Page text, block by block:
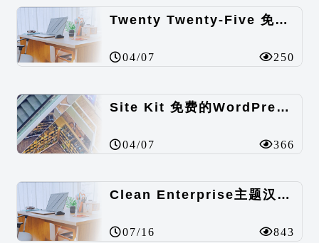
Twenty Twenty-Five 免费的WordPress内容主题
04/07 250
Site Kit 免费的WordPress数据统计插件
04/07 366
Clean Enterprise主题汉化包
07/16 843